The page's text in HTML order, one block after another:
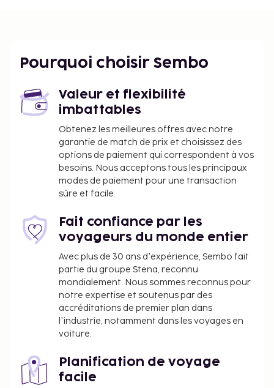
Pourquoi choisir Sembo
Valeur et flexibilité
imbattables
Obtenez les meilleures offres avec notre
garantie de match de prix et choisissez des
options de paiement qui correspondent à vos
besoins. Nous acceptons tous les principaux
modes de paiement pour une transaction
sûre et facile.
Fait confiance par les
voyageurs du monde entier
Avec plus de 30 ans d'expérience, Sembo fait
partie du groupe Stena, reconnu
mondialement. Nous sommes reconnus pour
notre expertise et soutenus par des
accréditations de premier plan dans
l'industrie, notamment dans les voyages en
voiture.
Planification de voyage
facile